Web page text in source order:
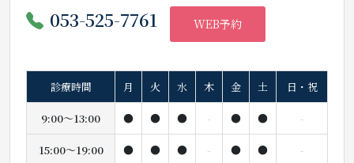
053-525-7761 WEB予約
診療時間 月 火 水 木 金 土 日・祝
9:00〜13:00 ● ● ● - ● ● -
15:00〜19:00 ● ● ● - ● ● -